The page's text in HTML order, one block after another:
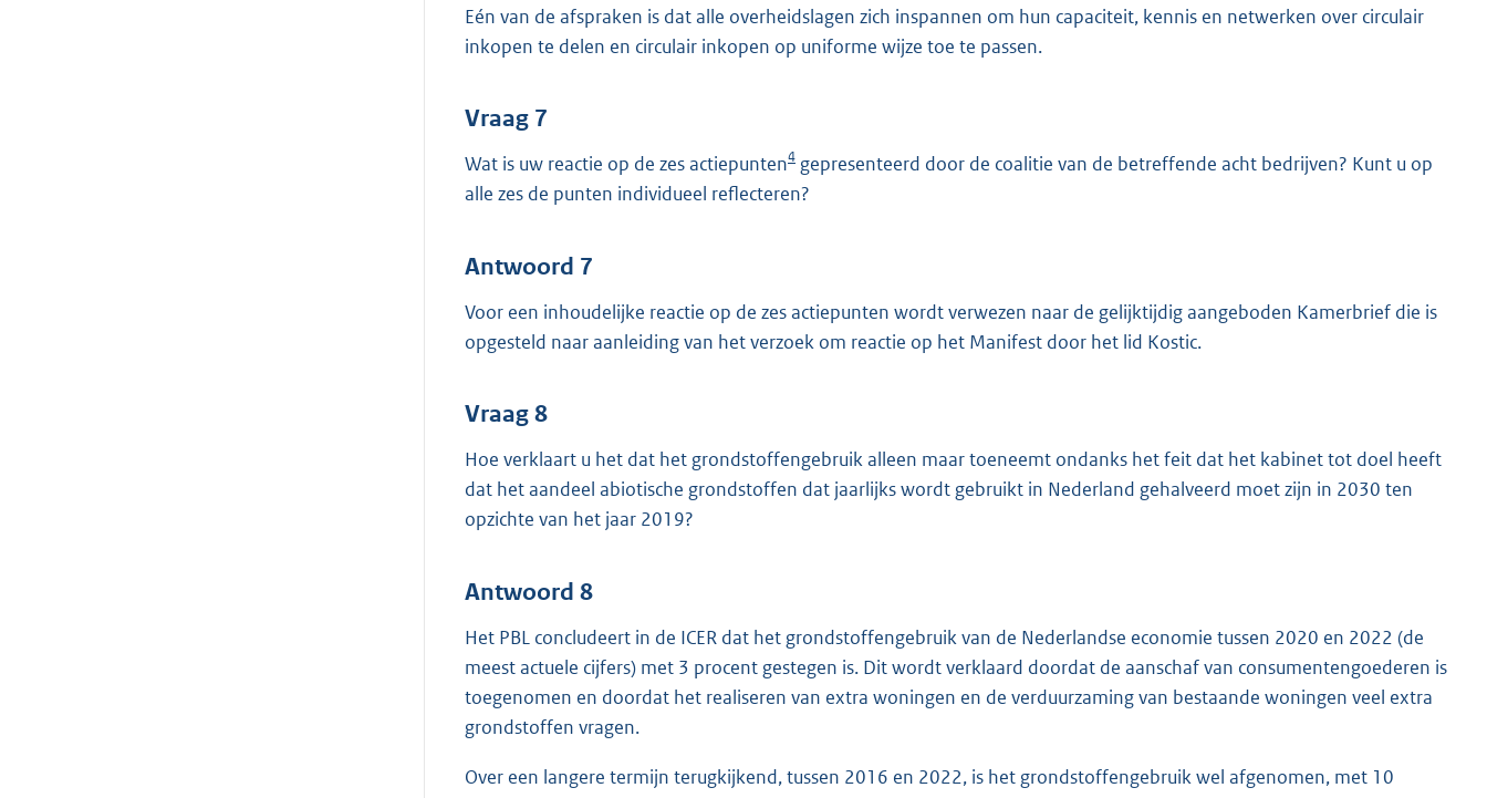
Eén van de afspraken is dat alle overheidslagen zich inspannen om hun capaciteit, kennis en netwerken over circulair
inkopen te delen en circulair inkopen op uniforme wijze toe te passen.
Vraag 7
Wat is uw reactie op de zes actiepunten4 gepresenteerd door de coalitie van de betreffende acht bedrijven? Kunt u op
alle zes de punten individueel reflecteren?
Antwoord 7
Voor een inhoudelijke reactie op de zes actiepunten wordt verwezen naar de gelijktijdig aangeboden Kamerbrief die is
opgesteld naar aanleiding van het verzoek om reactie op het Manifest door het lid Kostic.
Vraag 8
Hoe verklaart u het dat het grondstoffengebruik alleen maar toeneemt ondanks het feit dat het kabinet tot doel heeft
dat het aandeel abiotische grondstoffen dat jaarlijks wordt gebruikt in Nederland gehalveerd moet zijn in 2030 ten
opzichte van het jaar 2019?
Antwoord 8
Het PBL concludeert in de ICER dat het grondstoffengebruik van de Nederlandse economie tussen 2020 en 2022 (de
meest actuele cijfers) met 3 procent gestegen is. Dit wordt verklaard doordat de aanschaf van consumentengoederen is
toegenomen en doordat het realiseren van extra woningen en de verduurzaming van bestaande woningen veel extra
grondstoffen vragen.
Over een langere termijn terugkijkend, tussen 2016 en 2022, is het grondstoffengebruik wel afgenomen, met 10